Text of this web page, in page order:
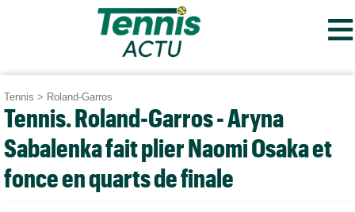
≡
Tennis > Roland-Garros
Tennis. Roland-Garros - Aryna
Sabalenka fait plier Naomi Osaka et
fonce en quarts de finale